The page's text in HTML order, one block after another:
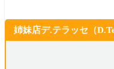
姉妹店デ.テラッセ（